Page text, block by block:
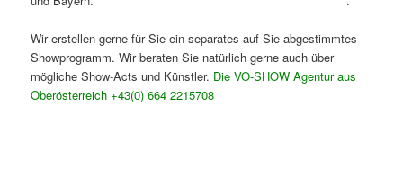
Wir erstellen gerne für Sie ein separates auf Sie abgestimmtes
Showprogramm. Wir beraten Sie natürlich gerne auch über
mögliche Show-Acts und Künstler. Die VO-SHOW Agentur aus
Oberösterreich +43(0) 664 2215708